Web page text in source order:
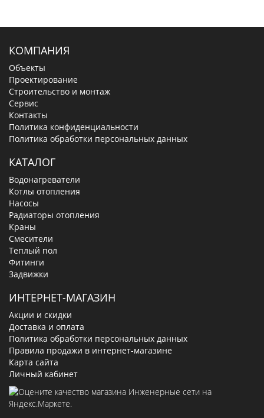
КОМПАНИЯ
Объекты
Проектирование
Строительство и монтаж
Сервис
Контакты
Политика конфиденциальности
Политика обработки персональных данных
КАТАЛОГ
Водонагреватели
Котлы отопления
Насосы
Радиаторы отопления
Краны
Смесители
Теплый пол
Фитинги
Задвижки
ИНТЕРНЕТ-МАГАЗИН
Акции и скидки
Доставка и оплата
Политика обработки персональных данных
Правила продажи в интернет-магазине
Карта сайта
Личный кабинет